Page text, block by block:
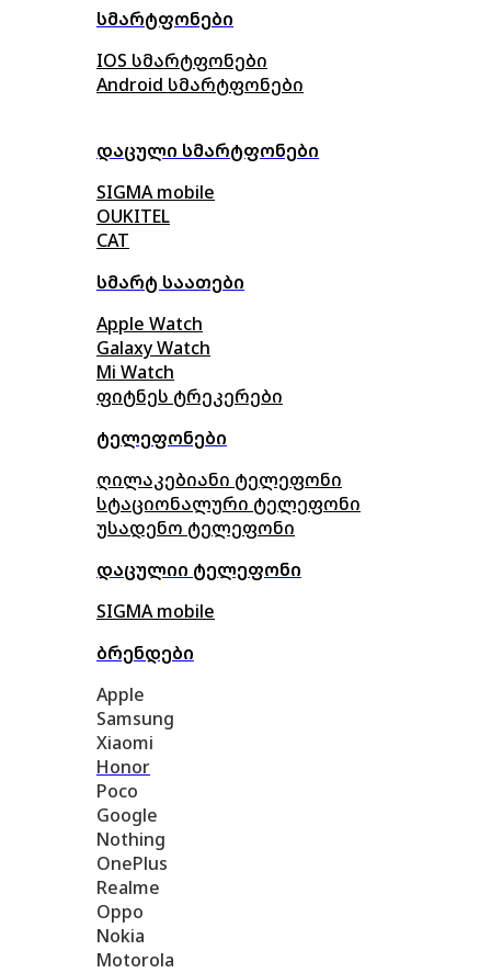
სმარტფონები
IOS სმარტფონები
Android სმარტფონები
დაცული სმარტფონები
SIGMA mobile
OUKITEL
CAT
სმარტ საათები
Apple Watch
Galaxy Watch
Mi Watch
ფიტნეს ტრეკერები
ტელეფონები
ღილაკებიანი ტელეფონი
სტაციონალური ტელეფონი
უსადენო ტელეფონი
დაცულიი ტელეფონი
SIGMA mobile
ბრენდები
Apple
Samsung
Xiaomi
Honor
Poco
Google
Nothing
OnePlus
Realme
Oppo
Nokia
Motorola